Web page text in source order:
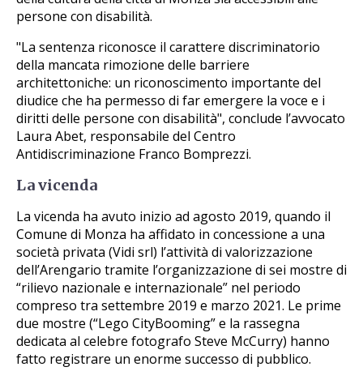
persone con disabilità.
"La sentenza riconosce il carattere discriminatorio
della mancata rimozione delle barriere
architettoniche: un riconoscimento importante del
diudice che ha permesso di far emergere la voce e i
diritti delle persone con disabilità", conclude l’avvocato
Laura Abet, responsabile del Centro
Antidiscriminazione Franco Bomprezzi.
La vicenda
La vicenda ha avuto inizio ad agosto 2019, quando il
Comune di Monza ha affidato in concessione a una
società privata (Vidi srl) l’attività di valorizzazione
dell’Arengario tramite l’organizzazione di sei mostre di
“rilievo nazionale e internazionale” nel periodo
compreso tra settembre 2019 e marzo 2021. Le prime
due mostre (“Lego CityBooming” e la rassegna
dedicata al celebre fotografo Steve McCurry) hanno
fatto registrare un enorme successo di pubblico.